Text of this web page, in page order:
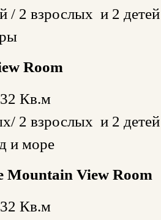
/ 2 взрослых и 2 детей
Room
Кв.м
2 взрослых и 2 детей
и море
Mountain View Room
Кв.м